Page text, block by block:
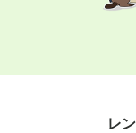
レ